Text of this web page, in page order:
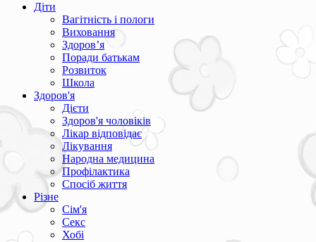
Діти
Вагітність і пологи
Виховання
Здоров’я
Поради батькам
Розвиток
Школа
Здоров'я
Дієти
Здоров'я чоловіків
Лікар відповідає
Лікування
Народна медицина
Профілактика
Спосіб життя
Різне
Сім'я
Секс
Хобі